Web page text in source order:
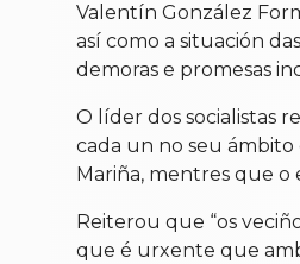
Valentín González
así como a situación
demoras e promesas
O líder dos socialistas
cada un no seu
Mariña, mentres que o
Reiterou que “os
que é urxente que